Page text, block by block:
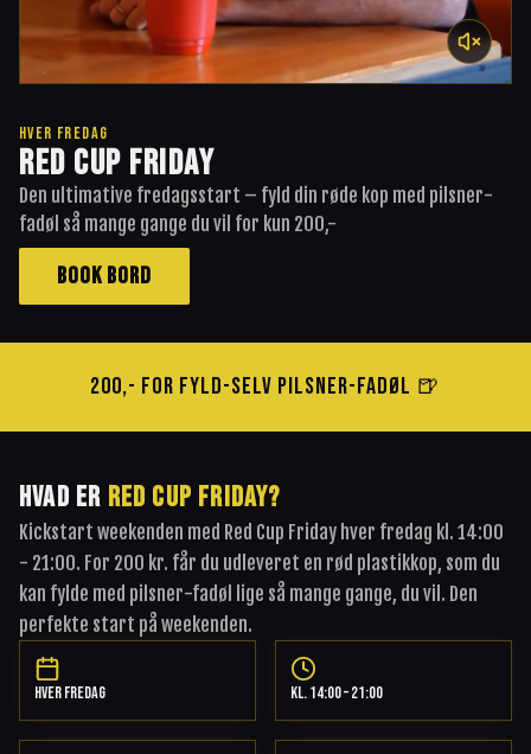
HVER FREDAG
RED CUP FRIDAY
Den ultimative fredagsstart – fyld din røde kop med pilsner-
fadøl så mange gange du vil for kun 200,-
BOOK BORD
200,- FOR FYLD-SELV PILSNER-FADØL 🍺
HVAD ER RED CUP FRIDAY?
Kickstart weekenden med Red Cup Friday hver fredag kl. 14:00
- 21:00. For 200 kr. får du udleveret en rød plastikkop, som du
kan fylde med pilsner-fadøl lige så mange gange, du vil. Den
perfekte start på weekenden.
HVER FREDAG KL. 14:00 – 21:00